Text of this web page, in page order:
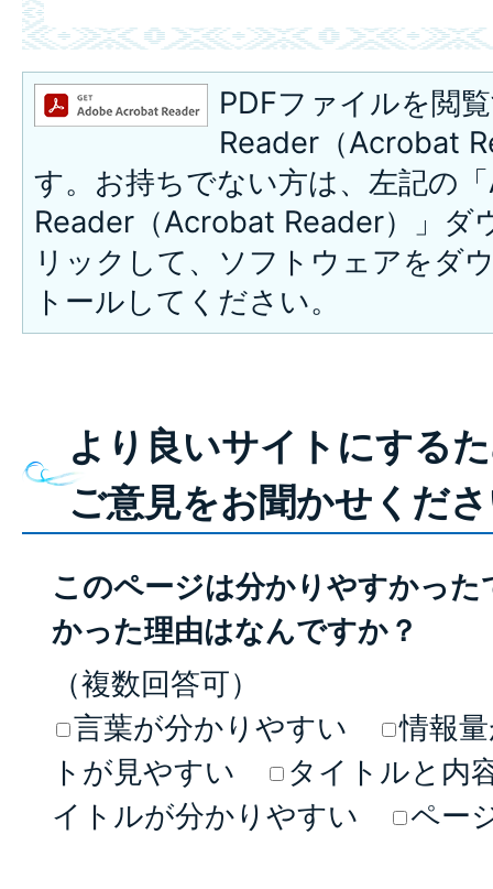
PDFファイルを閲
Reader（Acrobat
す。お持ちでない方は、左記の
Reader（Acrobat Reader）」ダ
リックして、ソフトウェアをダ
トールしてください。
より良いサイトにする
ご意見をお聞かせくだ
このページは分かりやすかっ
かった理由はなんですか？
（複数回答可）
言葉が分かりやすい
情報
トが見やすい
タイトルと内
イトルが分かりやすい
ペー